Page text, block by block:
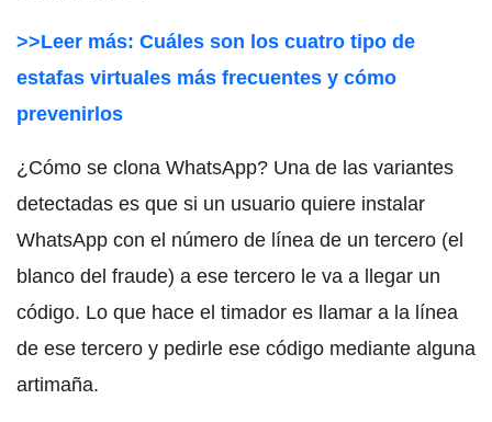
>>Leer más: Cuáles son los cuatro tipo de
estafas virtuales más frecuentes y cómo
prevenirlos
¿Cómo se clona WhatsApp? Una de las variantes
detectadas es que si un usuario quiere instalar
WhatsApp con el número de línea de un tercero (el
blanco del fraude) a ese tercero le va a llegar un
código. Lo que hace el timador es llamar a la línea
de ese tercero y pedirle ese código mediante alguna
artimaña.